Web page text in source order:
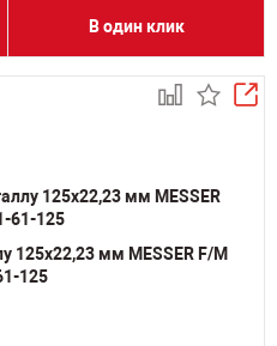
В один клик
125х22,23 мм MESSER F/M
125